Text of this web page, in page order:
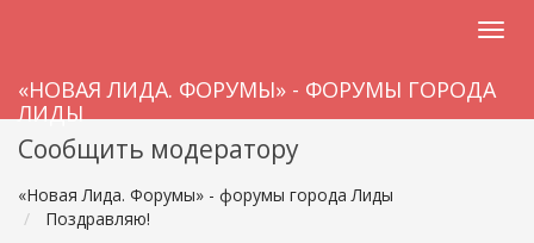
«НОВАЯ ЛИДА. ФОРУМЫ» - ФОРУМЫ ГОРОДА
ЛИДЫ
Сообщить модератору
«Новая Лида. Форумы» - форумы города Лиды
Поздравляю!